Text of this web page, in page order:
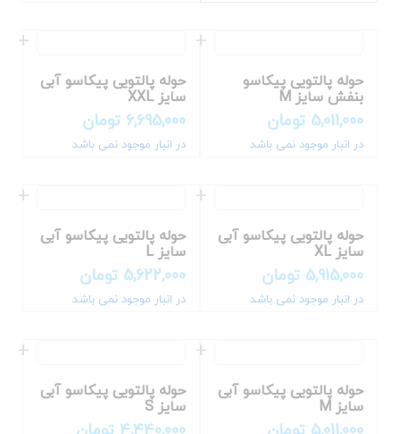
حوله پالتویی پیکاسو
بنفش سایز M
5,011,000 تومان
در انبار موجود نمی باشد
حوله پالتویی پیکاسو آبی
سایز XXL
6,695,000 تومان
در انبار موجود نمی باشد
حوله پالتویی پیکاسو آبی
سایز XL
5,915,000 تومان
در انبار موجود نمی باشد
حوله پالتویی پیکاسو آبی
سایز L
5,622,000 تومان
در انبار موجود نمی باشد
حوله پالتویی پیکاسو آبی
سایز M
حوله پالتویی پیکاسو آبی
سایز S